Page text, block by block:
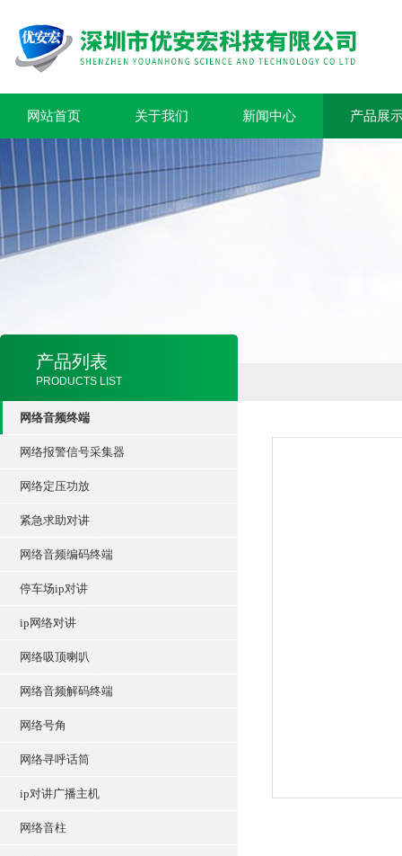
网站首页 关于我们 新闻中心 产品展
产品列表
PRODUCTS LIST
网络音频终端
网络报警信号采集器
网络定压功放
紧急求助对讲
网络音频编码终端
停车场ip对讲
ip网络对讲
网络吸顶喇叭
网络音频解码终端
网络号角
网络寻呼话筒
ip对讲广播主机
网络音柱